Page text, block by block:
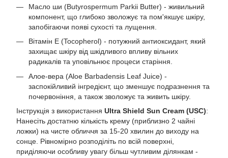
Масло ши (Butyrospermum Parkii Butter) - живильний
компонент, що глибоко зволожує та пом'якшує шкіру,
запобігаючи появі сухості та лущення.
Вітамін Е (Tocopherol) - потужний антиоксидант, який
захищає шкіру від шкідливого впливу вільних
радикалів та уповільнює процеси старіння.
Алое-вера (Aloe Barbadensis Leaf Juice) -
заспокійливий інгредієнт, що зменшує подразнення та
почервоніння, а також зволожує та живить шкіру.
Інструкція з використання Ultra Shield Sun Cream (USC):
Нанесіть достатню кількість крему (приблизно 2 чайні
ложки) на чисте обличчя за 15-20 хвилин до виходу на
сонце. Рівномірно розподіліть по всій поверхні,
приділяючи особливу увагу більш чутливим ділянкам -